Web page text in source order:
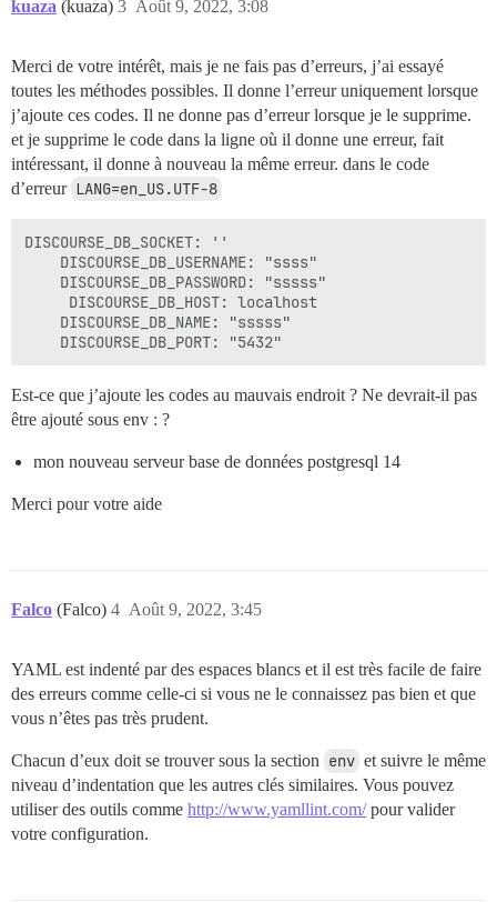
kuaza (kuaza) Août 9, 2022, 3:08
3
Merci de votre intérêt, mais je ne fais pas d’erreurs, j’ai essayé
toutes les méthodes possibles. Il donne l’erreur uniquement lorsque
j’ajoute ces codes. Il ne donne pas d’erreur lorsque je le supprime.
et je supprime le code dans la ligne où il donne une erreur, fait
intéressant, il donne à nouveau la même erreur. dans le code
d’erreur LANG=en_US.UTF-8
DISCOURSE_DB_SOCKET: ''
    DISCOURSE_DB_USERNAME: "ssss"
    DISCOURSE_DB_PASSWORD: "sssss"
     DISCOURSE_DB_HOST: localhost
    DISCOURSE_DB_NAME: "sssss"
Est-ce que j’ajoute les codes au mauvais endroit ? Ne devrait-il pas
être ajouté sous env : ?
mon nouveau serveur base de données postgresql 14
Merci pour votre aide
Falco (Falco) Août 9, 2022, 3:45
4
YAML est indenté par des espaces blancs et il est très facile de faire
des erreurs comme celle-ci si vous ne le connaissez pas bien et que
vous n’êtes pas très prudent.
Chacun d’eux doit se trouver sous la section env et suivre le même
niveau d’indentation que les autres clés similaires. Vous pouvez
utiliser des outils comme http://www.yamllint.com/pour valider
votre configuration.